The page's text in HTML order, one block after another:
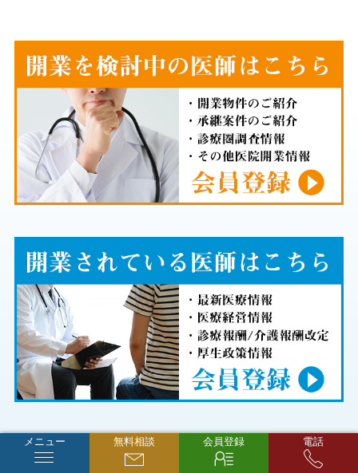
メニュー 無料相談 会員登録 電話